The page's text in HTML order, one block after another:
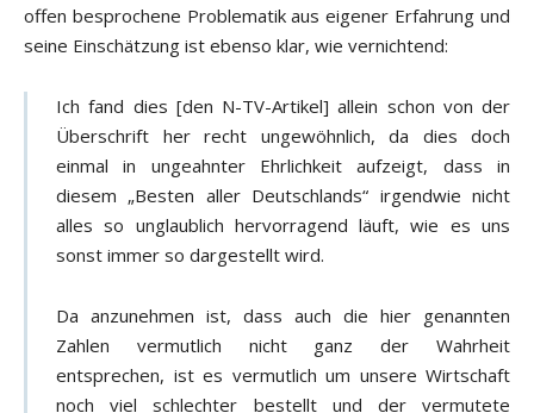
offen besprochene Problematik aus eigener Erfahrung und
seine Einschätzung ist ebenso klar, wie vernichtend:
Ich fand dies [den N-TV-Artikel] allein schon von der
Überschrift her recht ungewöhnlich, da dies doch
einmal in ungeahnter Ehrlichkeit aufzeigt, dass in
diesem „Besten aller Deutschlands“ irgendwie nicht
alles so unglaublich hervorragend läuft, wie es uns
sonst immer so dargestellt wird.
Da anzunehmen ist, dass auch die hier genannten
Zahlen vermutlich nicht ganz der Wahrheit
entsprechen, ist es vermutlich um unsere Wirtschaft
noch viel schlechter bestellt und der vermutete